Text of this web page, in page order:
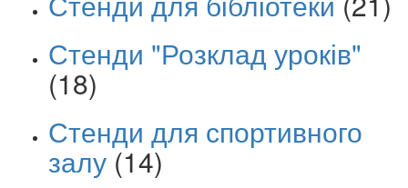
Стенди "Розклад уроків"
(18)
Стенди для спортивного
залу(14)